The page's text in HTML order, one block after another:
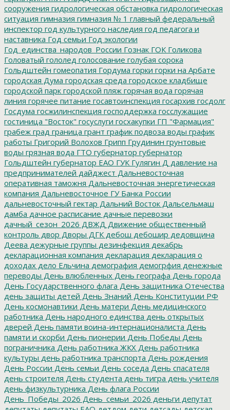
сооружения гидрологическая обстановка гидрологическая
ситуация гимназия гимназия № 1 главный федеральный
инспектор год культурного наследия год педагога и
наставника Год семьи Год экологии
Год_единства_народов_России Гознак ГОК Голикова
Головатый гололед голосование голубая сорока
Гольдштейн гомеопатия Гордума горки горки на Арбате
городская Дума городская среда городское кладбище
городской парк городской пляж горячая вода горячая
линия горячее питание госавтоинспекция госархив госдолг
Госдума госжилинспекция господдержка госслужащие
гостиница "Восток" госуслуги госхакупки ГП "Фармация"
грабеж град граница грант график подвоза воды график
работы Григорий Волохов Грипп Грудинин грунтовые
воды грязная вода ГТО губернатор губернатор
Гольдштейн губернатор ЕАО ГУК Гулягин Д давление на
предпринимателей дайджест Дальневосточная
оперативная таможня Дальневосточная энергетическая
компания Дальневосточное ГУ Банка России
дальневосточный гектар Дальний Восток Дальсельмаш
дамба дачное расписание дачные перевозки
дачный_сезон_2026 ДВЖД Движение общественный
контроль двор Дворы ДГК дебош дебошир дедовщина
Деева дежурные группы дезинфекция декабрь
декларационная компания декларация декларация о
доходах дело Ельчина демография демогрфия денежные
переводы День влюбленных День географа День города
День Государственного флага День защитника Отечества
день защиты детей День Знаний День Конституции РФ
День космонавтики День матери День медицинского
работника День народного единства день открытых
дверей День памяти воина-интернационалиста День
памяти и скорби День пионерии День Победы День
пограничника День работника ЖКХ День работника
культуры день работника транспорта День рождения
День России День семьи День соседа День спасателя
день строителя День студента день тигра день учителя
день физкультурника День флага России
День_Победы_2026 День_семьи_2026 деньги депутат